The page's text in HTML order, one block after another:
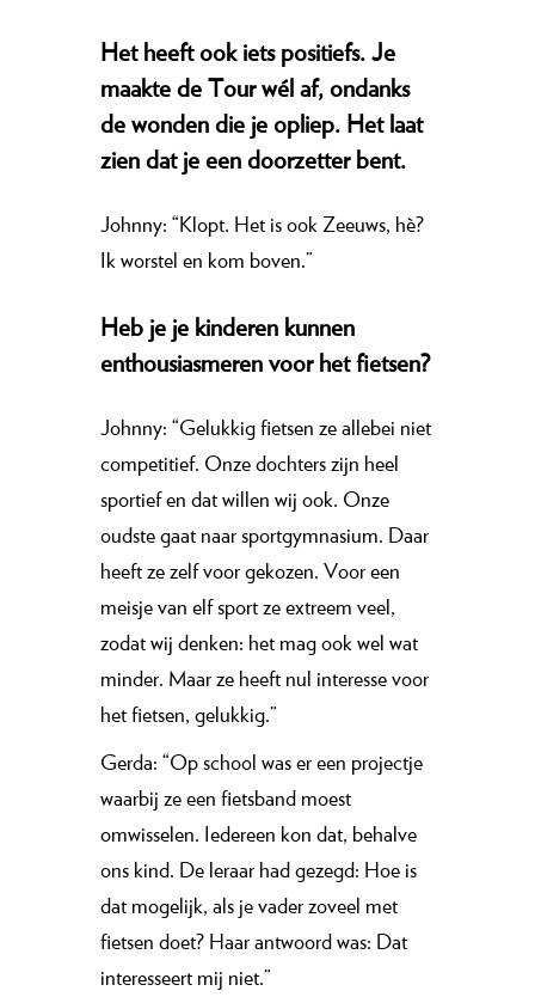
Het heeft ook iets positiefs. Je
maakte de Tour wél af, ondanks
de wonden die je opliep. Het laat
zien dat je een doorzetter bent.
Johnny: “Klopt. Het is ook Zeeuws, hè?
Ik worstel en kom boven.”
Heb je je kinderen kunnen
enthousiasmeren voor het fietsen?
Johnny: “Gelukkig fietsen ze allebei niet
competitief. Onze dochters zijn heel
sportief en dat willen wij ook. Onze
oudste gaat naar sportgymnasium. Daar
heeft ze zelf voor gekozen. Voor een
meisje van elf sport ze extreem veel,
zodat wij denken: het mag ook wel wat
minder. Maar ze heeft nul interesse voor
het fietsen, gelukkig.”
Gerda: “Op school was er een projectje
waarbij ze een fietsband moest
omwisselen. Iedereen kon dat, behalve
ons kind. De leraar had gezegd: Hoe is
dat mogelijk, als je vader zoveel met
fietsen doet? Haar antwoord was: Dat
interesseert mij niet.”